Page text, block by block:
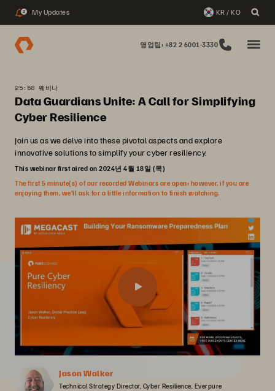
2 My Updates KR / KO
영업팀: +82 2 6001-3330
25:58 웨비나
Data Guardians Unite: A Call for Simplifying
Cyber Resilience
Join us as we delve into these pivotal aspects and explore
innovative solutions to simplify your cyber resiliency.
This webinar first aired on 2024년 4월 18일 (목)
The first 5 minute(s) of our recorded Webinars are open; however, if you are
enjoying them, we’ll ask for a little information to finish watching.
Jason Walker
Technical Strategy Director, Cyber Resilience, Everpure